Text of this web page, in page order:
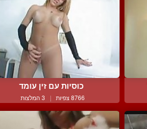
כוסיות עם זין עומד
8766 צפיות | 3 המלצות